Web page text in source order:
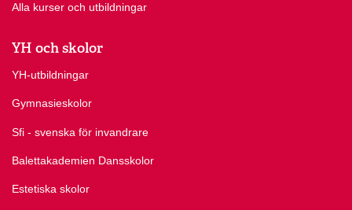
Alla kurser och utbildningar
YH och skolor
YH-utbildningar
Gymnasieskolor
Sfi - svenska för invandrare
Balettakademien Dansskolor
Estetiska skolor